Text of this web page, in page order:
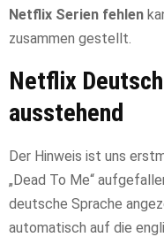
Netflix Serien fehlen
zusammen gestellt.
Netflix
ausstehend
Der Hinweis ist uns
„Dead To Me“
deutsche Sprache
automatisch auf die